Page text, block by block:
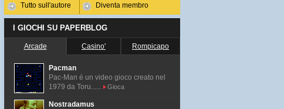
Tutto sull'autore Diventa membro
I GIOCHI SU PAPERBLOG
Arcade Casino' Rompicapo
Pacman
Pac-Man é un video gioco creato nel
1979 da Toru......
Gioca
Nostradamus